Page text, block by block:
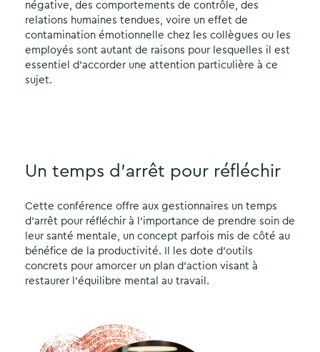
négative, des comportements de contrôle, des
relations humaines tendues, voire un effet de
contamination émotionnelle chez les collègues ou les
employés sont autant de raisons pour lesquelles il est
essentiel d’accorder une attention particulière à ce
sujet.
Un temps d’arrêt pour réfléchir
Cette conférence offre aux gestionnaires un temps
d’arrêt pour réfléchir à l’importance de prendre soin de
leur santé mentale, un concept parfois mis de côté au
bénéfice de la productivité. Il les dote d’outils
concrets pour amorcer un plan d’action visant à
restaurer l’équilibre mental au travail.